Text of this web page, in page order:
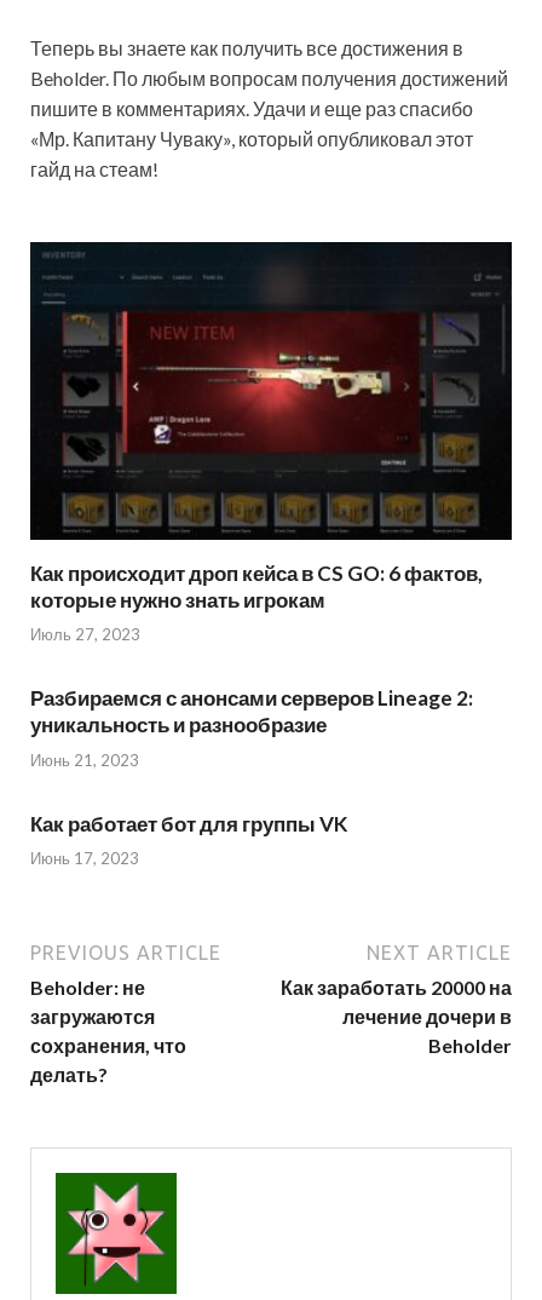
Теперь вы знаете как получить все достижения в
Beholder. По любым вопросам получения достижений
пишите в комментариях. Удачи и еще раз спасибо
«Мр. Капитану Чуваку», который опубликовал этот
гайд на стеам!
Как происходит дроп кейса в CS GO: 6 фактов,
которые нужно знать игрокам
Июль 27, 2023
Разбираемся с анонсами серверов Lineage 2:
уникальность и разнообразие
Июнь 21, 2023
Как работает бот для группы VK
Июнь 17, 2023
PREVIOUS ARTICLE
Beholder: не
загружаются
сохранения, что
делать?
NEXT ARTICLE
Как заработать 20000 на
лечение дочери в
Beholder